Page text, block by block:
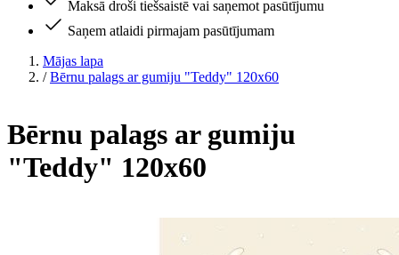
Maksā droši tiešsaistē vai saņemot pasūtījumu
Saņem atlaidi pirmajam pasūtījumam
Mājas lapa
/ Bērnu palags ar gumiju "Teddy" 120x60
Bērnu palags ar gumiju
"Teddy" 120x60